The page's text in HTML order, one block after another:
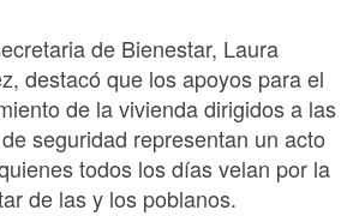
de Bienestar, Laura
destacó que los apoyos para el
de la vivienda dirigidos a las
seguridad representan un acto
todos los días velan por la
de las y los poblanos.